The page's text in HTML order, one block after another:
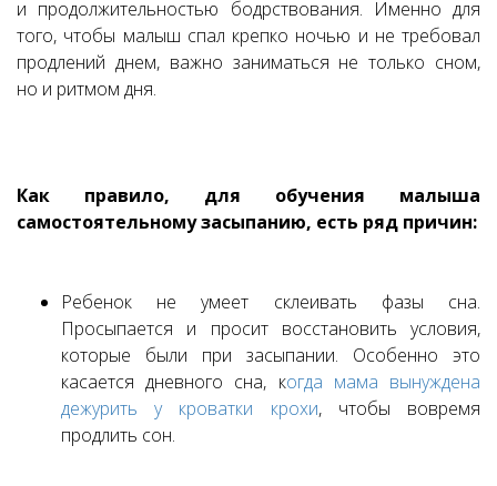
и продолжительностью бодрствования. Именно для
того, чтобы малыш спал крепко ночью и не требовал
продлений днем, важно заниматься не только сном,
но и ритмом дня.
Как правило, для обучения малыша
самостоятельному засыпанию, есть ряд причин:
Ребенок не умеет склеивать фазы сна.
Просыпается и просит восстановить условия,
которые были при засыпании. Особенно это
касается дневного сна, когда мама вынуждена
дежурить у кроватки крохи, чтобы вовремя
продлить сон.